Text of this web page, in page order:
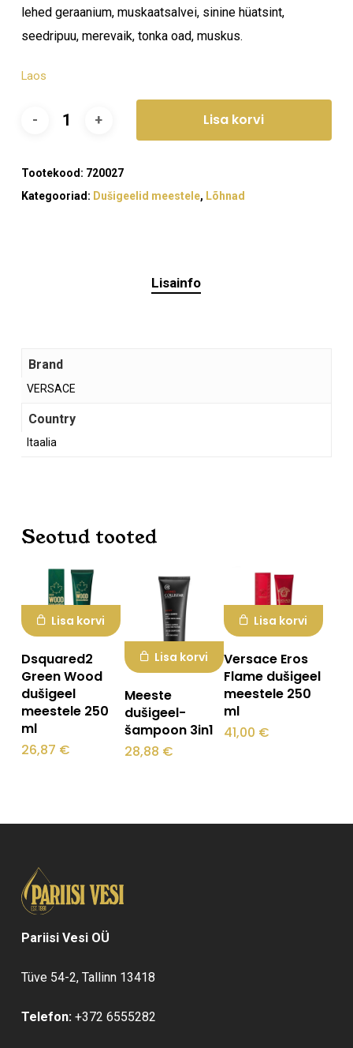
lehed geraanium, muskaatsalvei, sinine hüatsint,
seedripuu, merevaik, tonka oad, muskus.
Laos
Lisa korvi
Tootekood: 720027
Kategooriad: Dušigeelid meestele, Lõhnad
Lisainfo
Brand
VERSACE
Country
Itaalia
Seotud tooted
Lisa korvi
Dsquared2
Green Wood
dušigeel
meestele 250
ml
26,87 €
Lisa korvi
Meeste
dušigeel-
šampoon 3in1
28,88 €
Lisa korvi
Versace Eros
Flame dušigeel
meestele 250
ml
41,00 €
Pariisi Vesi OÜ
Tüve 54-2, Tallinn 13418
Telefon: +372 6555282